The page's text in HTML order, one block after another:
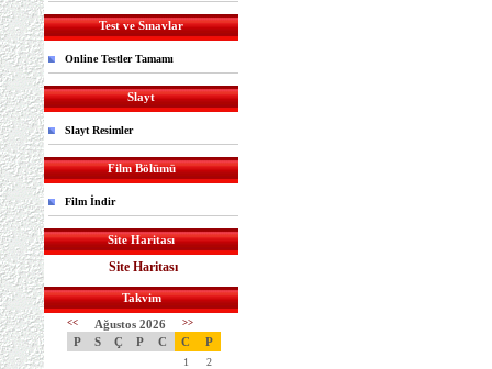
Test ve Sınavlar
Online Testler Tamamı
Slayt
Slayt Resimler
Film Bölümü
Film İndir
Site Haritası
Site Haritası
Takvim
<< Ağustos 2026 >>
P S Ç P C C P
1
2